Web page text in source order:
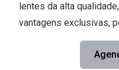
lentes da alta
vantagens exclusivas,